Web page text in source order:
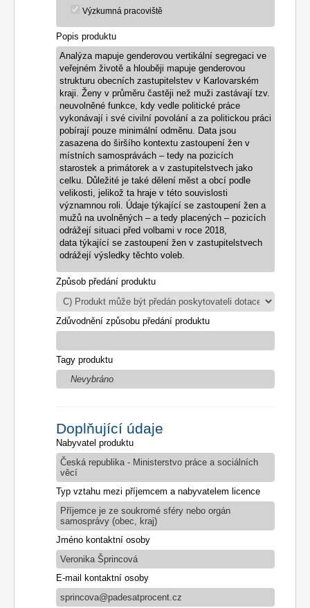
Výzkumná pracoviště
Popis produktu
Analýza mapuje genderovou vertikální segregaci ve
veřejném životě a hlouběji mapuje genderovou
strukturu obecních zastupitelstev v Karlovarském
kraji. Ženy v průměru častěji než muži zastávají tzv.
neuvolněné funkce, kdy vedle politické práce
vykonávají i své civilní povolání a za politickou práci
pobírají pouze minimální odměnu. Data jsou
zasazena do širšího kontextu zastoupení žen v
místních samosprávách – tedy na pozicích
starostek a primátorek a v zastupitelstvech jako
celku. Důležité je také dělení měst a obcí podle
velikosti, jelikož ta hraje v této souvislosti
významnou roli. Údaje týkající se zastoupení žen a
mužů na uvolněných – a tedy placených – pozicích
odrážejí situaci před volbami v roce 2018,
data týkající se zastoupení žen v zastupitelstvech
odrážejí výsledky těchto voleb.
Způsob předání produktu
Zdůvodnění způsobu předání produktu
Tagy produktu
Nevybráno
Doplňující údaje
Nabyvatel produktu
Česká republika - Ministerstvo práce a sociálních
věcí
Typ vztahu mezi příjemcem a nabyvatelem licence
Příjemce je ze soukromé sféry nebo orgán
samosprávy (obec, kraj)
Jméno kontaktní osoby
Veronika Šprincová
E-mail kontaktní osoby
sprincova@padesatprocent.cz